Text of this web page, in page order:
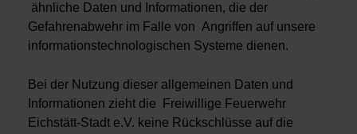
ähnliche Daten und Informationen, die der
Gefahrenabwehr im Falle von Angriffen auf unsere
informationstechnologischen Systeme dienen.
Bei der Nutzung dieser allgemeinen Daten und
Informationen zieht die Freiwillige Feuerwehr
Eichstätt-Stadt e.V. keine Rückschlüsse auf die